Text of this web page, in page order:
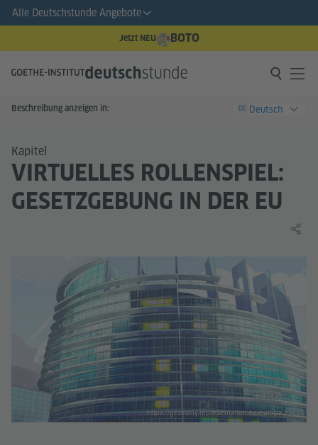
Alle Deutschstunde Angebote
Jetzt NEU BOTO
Beschreibung anzeigen in: DE Deutsch
Kapitel
VIRTUELLES ROLLENSPIEL:
GESETZGEBUNG IN DER EU
https://germany.representation.ec.europa.eu/